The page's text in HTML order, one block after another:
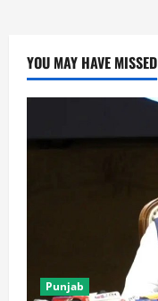
YOU MAY HAVE MISSED
Punjab